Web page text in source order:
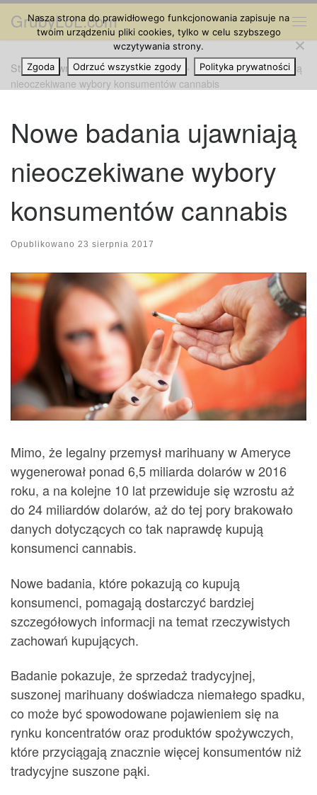
Przejdź do treści
GrubyLoL.com
Strona główna » Cannabis na Świecie »
Nowe badania ujawniają
nieoczekiwane wybory konsumentów cannabis
Nowe badania ujawniają
nieoczekiwane wybory
konsumentów cannabis
Opublikowano 23 sierpnia 2017
Mimo, że legalny przemysł marihuany w Ameryce
wygenerował ponad 6,5 miliarda dolarów w 2016
roku, a na kolejne 10 lat przewiduje się wzrostu aż
do 24 miliardów dolarów, aż do tej pory brakowało
danych dotyczących co tak naprawdę kupują
konsumenci cannabis.
Nowe badania, które pokazują co kupują
konsumenci, pomagają dostarczyć bardziej
szczegółowych informacji na temat rzeczywistych
zachowań kupujących.
Badanie pokazuje, że sprzedaż tradycyjnej,
suszonej marihuany doświadcza niemałego spadku,
co może być spowodowane pojawieniem się na
rynku koncentratów oraz produktów spożywczych,
które przyciągają znacznie więcej konsumentów niż
tradycyjne suszone pąki.
Nasza strona do prawidłowego funkcjonowania zapisuje na
twoim urządzeniu pliki cookies, tylko w celu szybszego
wczytywania strony.
Zgoda
Odrzuć wszystkie zgody Polityka prywatności